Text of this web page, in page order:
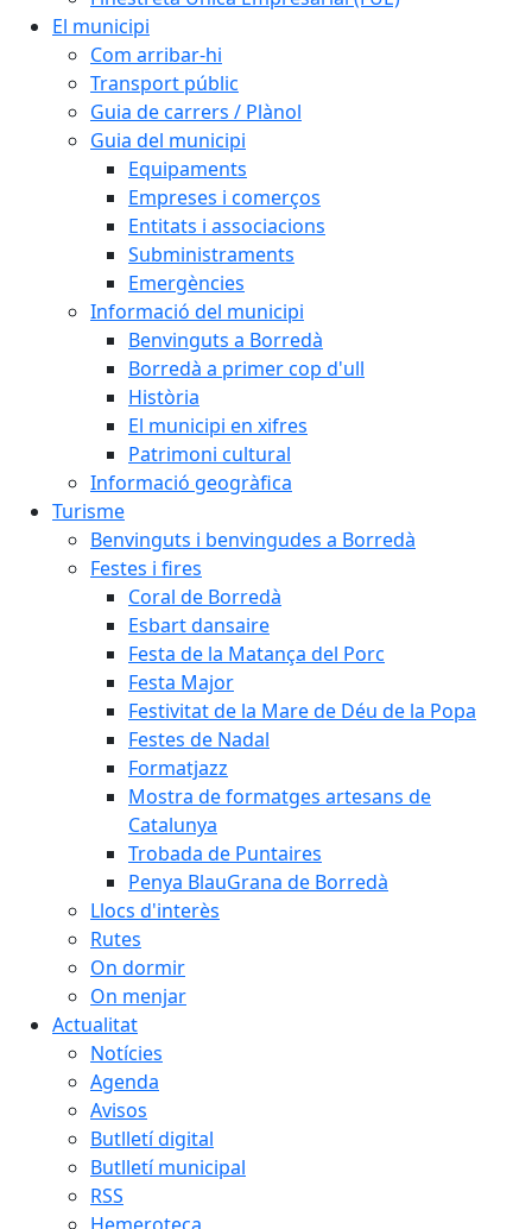
El municipi
Com arribar-hi
Transport públic
Guia de carrers / Plànol
Guia del municipi
Equipaments
Empreses i comerços
Entitats i associacions
Subministraments
Emergències
Informació del municipi
Benvinguts a Borredà
Borredà a primer cop d'ull
Història
El municipi en xifres
Patrimoni cultural
Informació geogràfica
Turisme
Benvinguts i benvingudes a Borredà
Festes i fires
Coral de Borredà
Esbart dansaire
Festa de la Matança del Porc
Festa Major
Festivitat de la Mare de Déu de la Popa
Festes de Nadal
Formatjazz
Mostra de formatges artesans de
Catalunya
Trobada de Puntaires
Penya BlauGrana de Borredà
Llocs d'interès
Rutes
On dormir
On menjar
Actualitat
Notícies
Agenda
Avisos
Butlletí digital
Butlletí municipal
RSS